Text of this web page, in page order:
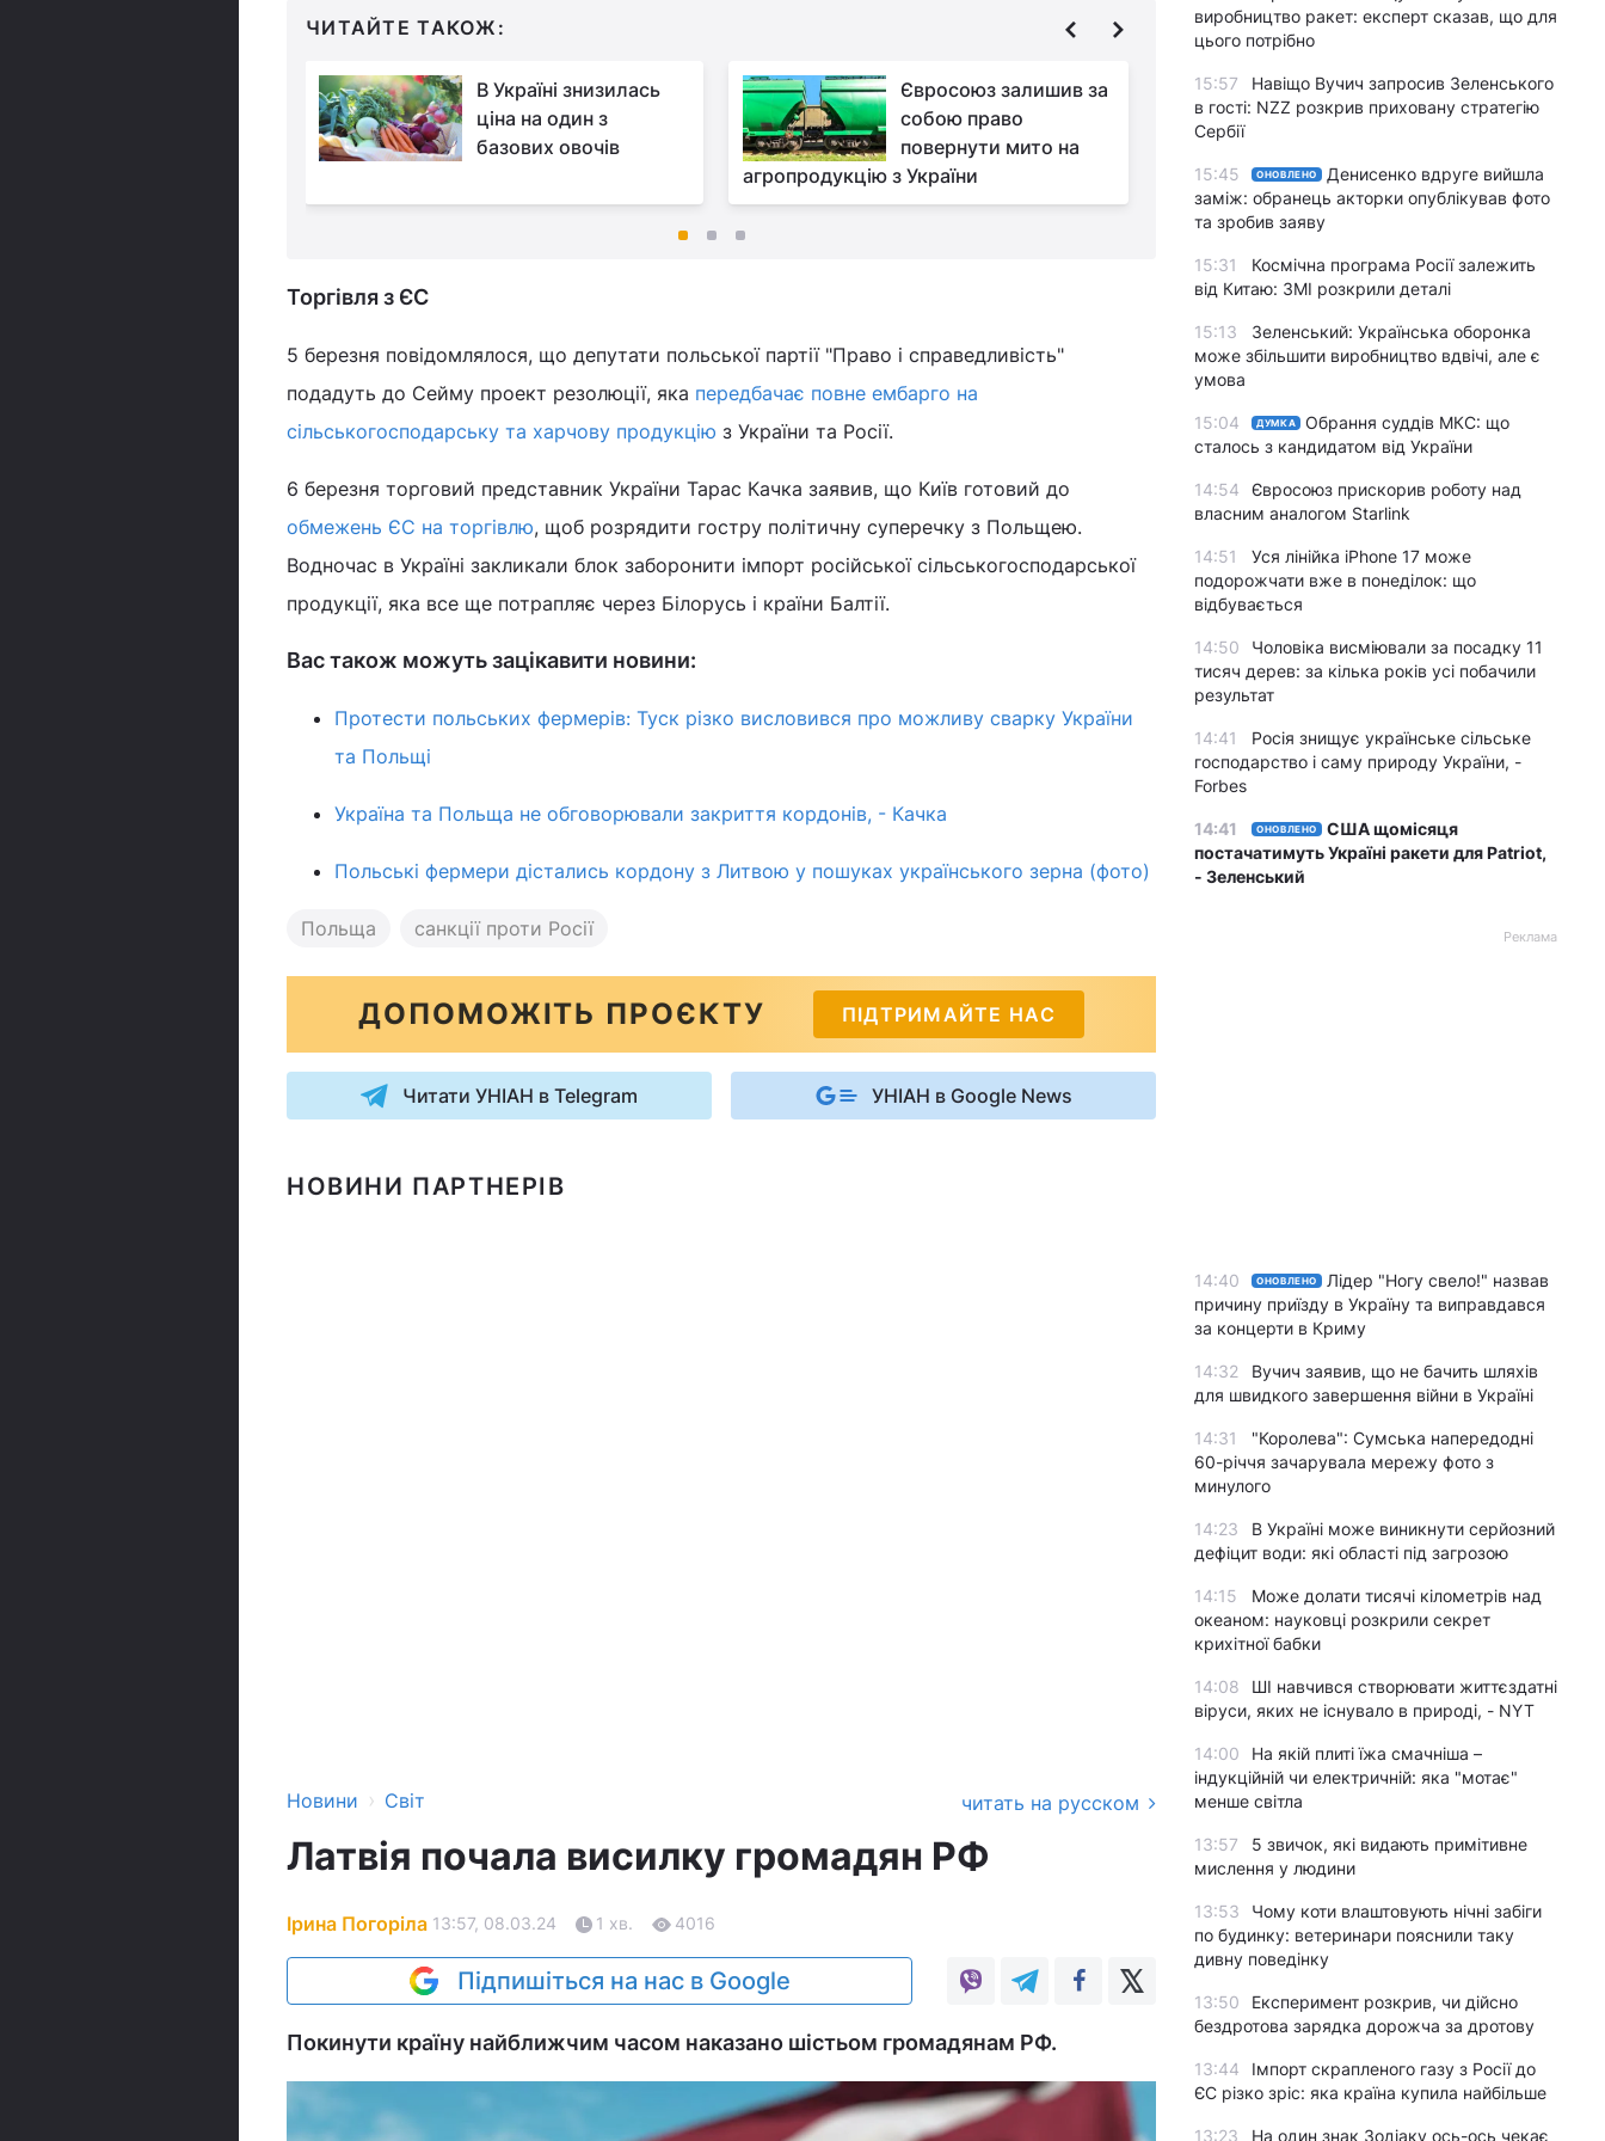
ЧИТАЙТЕ ТАКОЖ:
В Україні знизилась
ціна на один з
базових овочів
Євросоюз залишив за
собою право
повернути мито на
агропродукцію з України
Україна різко
збільшила продажі
виручка зросла на чверть
Торгівля з ЄС
5 березня повідомлялося, що депутати польської партії "Право і справедливість"
подадуть до Сейму проект резолюції, яка передбачає повне ембарго на
сільськогосподарську та харчову продукцію з України та Росії.
6 березня торговий представник України Тарас Качка заявив, що Київ готовий до
обмежень ЄС на торгівлю, щоб розрядити гостру політичну суперечку з Польщею.
Водночас в Україні закликали блок заборонити імпорт російської сільськогосподарської
продукції, яка все ще потрапляє через Білорусь і країни Балтії.
Вас також можуть зацікавити новини:
Протести польських фермерів: Туск різко висловився про можливу сварку України
та Польщі
Україна та Польща не обговорювали закриття кордонів, - Качка
Польські фермери дістались кордону з Литвою у пошуках українського зерна (фото)
Польща санкції проти Росії
ДОПОМОЖІТЬ ПРОЄКТУ ПІДТРИМАЙТЕ НАС
Читати УНІАН в Telegram УНІАН в Google News
НОВИНИ ПАРТНЕРІВ
Новини › Світ читать на русском
Латвія почала висилку громадян РФ
Ірина Погоріла 13:57, 08.03.24 1 хв. 4016
Підпишіться на нас в Google
Покинути країну найближчим часом наказано шістьом громадянам РФ.
виробництво ракет: експерт сказав, що для
цього потрібно
15:57
Навіщо Вучич запросив Зеленського
в гості: NZZ розкрив приховану стратегію
Сербії
15:45 ОНОВЛЕНО
Денисенко вдруге вийшла
заміж: обранець акторки опублікував фото
та зробив заяву
15:31
Космічна програма Росії залежить
від Китаю: ЗМІ розкрили деталі
15:13
Зеленський: Українська оборонка
може збільшити виробництво вдвічі, але є
умова
15:04 ДУМКА
Обрання суддів МКС: що
сталось з кандидатом від України
14:54
Євросоюз прискорив роботу над
власним аналогом Starlink
14:51
Уся лінійка iPhone 17 може
подорожчати вже в понеділок: що
відбувається
14:50
Чоловіка висміювали за посадку 11
тисяч дерев: за кілька років усі побачили
результат
14:41
Росія знищує українське сільське
господарство і саму природу України, -
Forbes
14:41 ОНОВЛЕНО
США щомісяця
постачатимуть Україні ракети для Patriot,
- Зеленський
Реклама
14:40 ОНОВЛЕНО
Лідер "Ногу свело!" назвав
причину приїзду в Україну та виправдався
за концерти в Криму
14:32
Вучич заявив, що не бачить шляхів
для швидкого завершення війни в Україні
14:31
"Королева": Сумська напередодні
60-річчя зачарувала мережу фото з
минулого
14:23
В Україні може виникнути серйозний
дефіцит води: які області під загрозою
14:15
Може долати тисячі кілометрів над
океаном: науковці розкрили секрет
крихітної бабки
14:08
ШІ навчився створювати життєздатні
віруси, яких не існувало в природі, - NYT
14:00
На якій плиті їжа смачніша –
індукційній чи електричній: яка "мотає"
менше світла
13:57
5 звичок, які видають примітивне
мислення у людини
13:53
Чому коти влаштовують нічні забіги
по будинку: ветеринари пояснили таку
дивну поведінку
13:50
Експеримент розкрив, чи дійсно
бездротова зарядка дорожча за дротову
13:44
Імпорт скрапленого газу з Росії до
ЄС різко зріс: яка країна купила найбільше
13:23 На один знак Зодіаку ось-ось чекає